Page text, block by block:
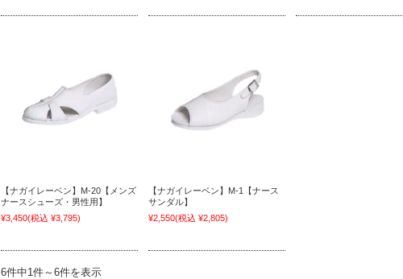
【ナガイレーベン】M-20【メンズ
ナースシューズ・男性用】
¥3,450(税込 ¥3,795)
【ナガイレーベン】M-1【ナース
サンダル】
¥2,550(税込 ¥2,805)
6件中1件～6件を表示